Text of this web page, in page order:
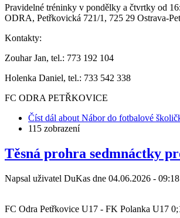
Pravidelné tréninky v pondělky a čtvrtky od
ODRA, Petřkovická 721/1, 725 29 Ostrava-
Kontakty:
Zouhar Jan, tel.: 773 192 104
Holenka Daniel, tel.: 733 542 338
FC ODRA PETŘKOVICE
Číst dál about Nábor do fotbalové
115 zobrazení
Těsná prohra sedmnáctky
Napsal uživatel DuKas dne 04.06.2026 - 09:18
FC Odra Petřkovice U17 - FK Polanka U17